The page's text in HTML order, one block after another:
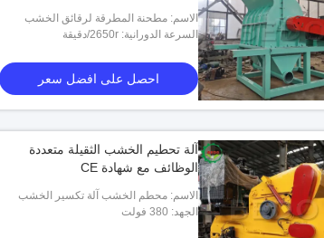
الاسم: مطحنة المطرقة لرقائق الخشب
السرعة الدورانية: 2650r/دقيقة
احصل على افضل سعر
آلة تحطيم الخشب الثقيلة متعددة
الوظائف مع شهادة CE
الاسم: محطم الخشب آلة تكسير الخشب
الجهد: 380 فولت